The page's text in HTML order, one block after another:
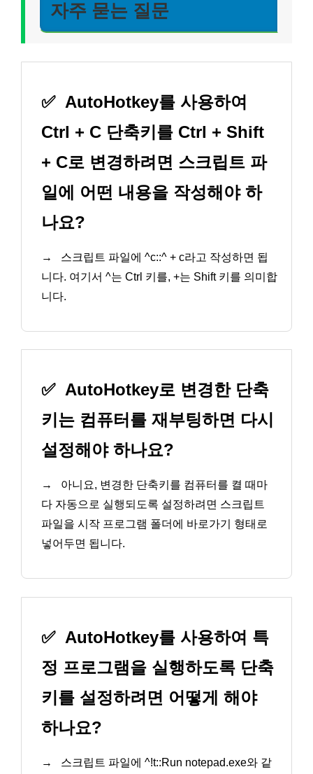
자주 묻는 질문
✅ AutoHotkey를 사용하여
Ctrl + C 단축키를 Ctrl + Shift
+ C로 변경하려면 스크립트 파
일에 어떤 내용을 작성해야 하
나요?
→
스크립트 파일에 ^c::^ + c라고 작성하면 됩
니다. 여기서 ^는 Ctrl 키를, +는 Shift 키를 의미합
니다.
✅ AutoHotkey로 변경한 단축
키는 컴퓨터를 재부팅하면 다시
설정해야 하나요?
→
아니요, 변경한 단축키를 컴퓨터를 켤 때마
다 자동으로 실행되도록 설정하려면 스크립트
파일을 시작 프로그램 폴더에 바로가기 형태로
넣어두면 됩니다.
✅ AutoHotkey를 사용하여 특
정 프로그램을 실행하도록 단축
키를 설정하려면 어떻게 해야
하나요?
→
스크립트 파일에 ^!t::Run notepad.exe와 같